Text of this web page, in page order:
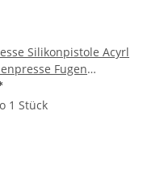
Silikonpistole Acyrl
Fugen
Pistole
1 Stück